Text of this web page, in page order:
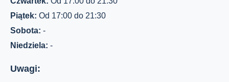
Piątek: Od 17:00 do 21:30
Sobota: -
Niedziela: -
Uwagi: